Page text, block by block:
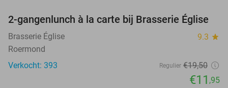
39%
2-gangenlunch à la carte bij Brasserie Église
Brasserie Église 9.3 star
Roermond
Verkocht: 393
Regulier €19,50
€11 ,95